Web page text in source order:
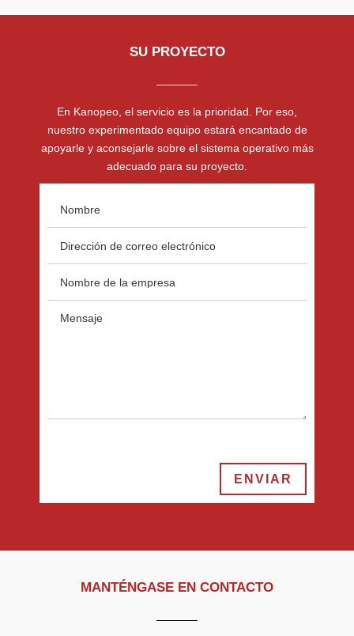
SU PROYECTO
En Kanopeo, el servicio es la prioridad. Por eso,
nuestro experimentado equipo estará encantado de
apoyarle y aconsejarle sobre el sistema operativo más
adecuado para su proyecto.
ENVIAR
MANTÉNGASE EN CONTACTO